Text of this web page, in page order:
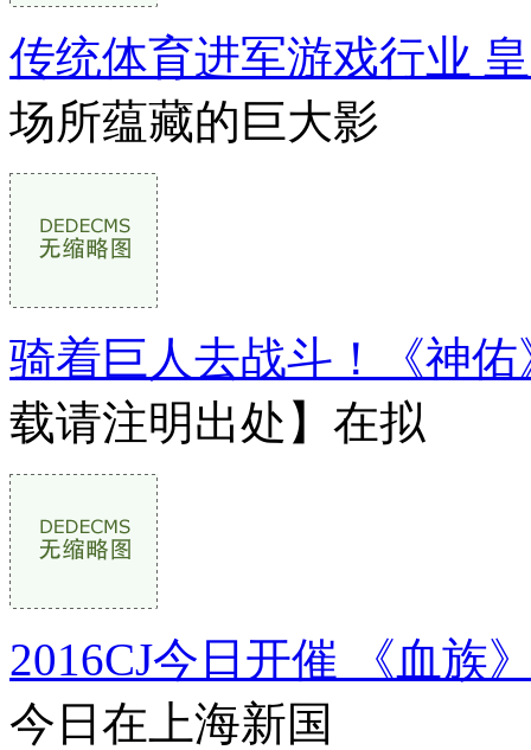
传统体育进军游戏行业
场所蕴藏的巨大影
骑着巨人去战斗！《神
载请注明出处】在拟
2016CJ今日开催 《血族
今日在上海新国